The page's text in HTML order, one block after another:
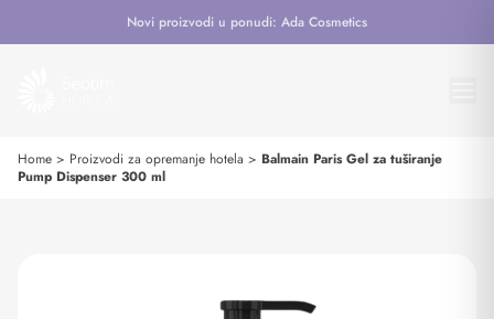
Novi proizvodi u ponudi: Ada Cosmetics
Home > Proizvodi za opremanje hotela > Balmain Paris Gel za tuširanje
Pump Dispenser 300 ml